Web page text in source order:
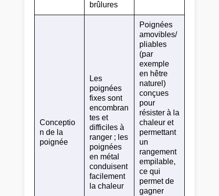
brûlures
Conceptio
n de la
poignée
Les
poignées
fixes sont
encombran
tes et
difficiles à
ranger ; les
poignées
en métal
conduisent
facilement
la chaleur
Poignées
amovibles/
pliables
(par
exemple
en hêtre
naturel)
conçues
pour
résister à la
chaleur et
permettant
un
rangement
empilable,
ce qui
permet de
gagner